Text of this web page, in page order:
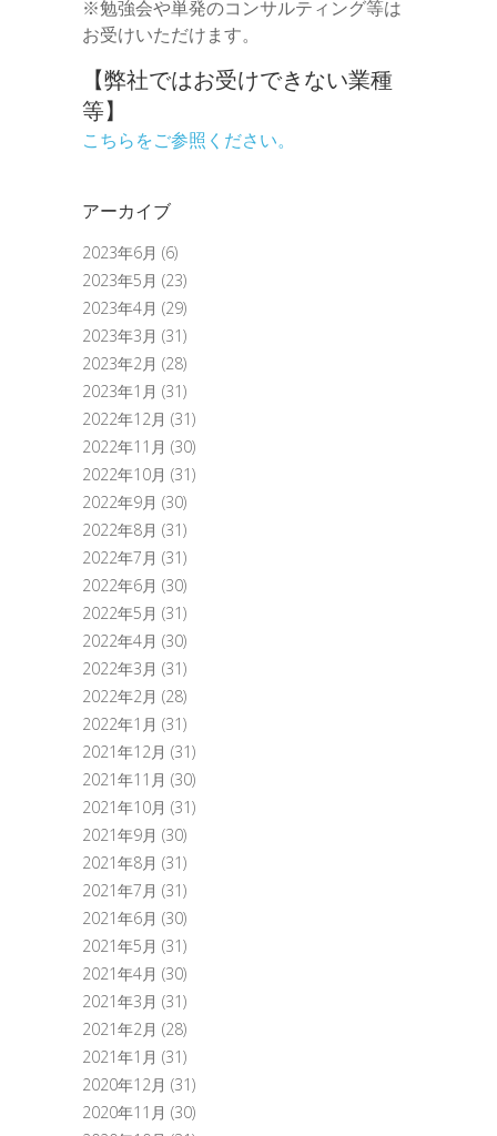
※勉強会や単発のコンサルティング等は
お受けいただけます。
【弊社ではお受けできない業種
等】
こちらをご参照ください。
アーカイブ
2023年6月 (6)
2023年5月 (23)
2023年4月 (29)
2023年3月 (31)
2023年2月 (28)
2023年1月 (31)
2022年12月 (31)
2022年11月 (30)
2022年10月 (31)
2022年9月 (30)
2022年8月 (31)
2022年7月 (31)
2022年6月 (30)
2022年5月 (31)
2022年4月 (30)
2022年3月 (31)
2022年2月 (28)
2022年1月 (31)
2021年12月 (31)
2021年11月 (30)
2021年10月 (31)
2021年9月 (30)
2021年8月 (31)
2021年7月 (31)
2021年6月 (30)
2021年5月 (31)
2021年4月 (30)
2021年3月 (31)
2021年2月 (28)
2021年1月 (31)
2020年12月 (31)
2020年11月 (30)